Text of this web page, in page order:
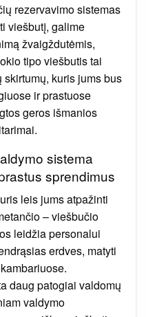
rezervavimo sistemas
viešbutį, galime
žvaigždutėmis,
tipo viešbutis tai
kuris jums bus
ir prastuose
geros išmanios
sistema
sprendimus
leis jums atpažinti
– viešbučio
leidžia personalui
erdves, matyti
daug patogiai valdomų
valdymo